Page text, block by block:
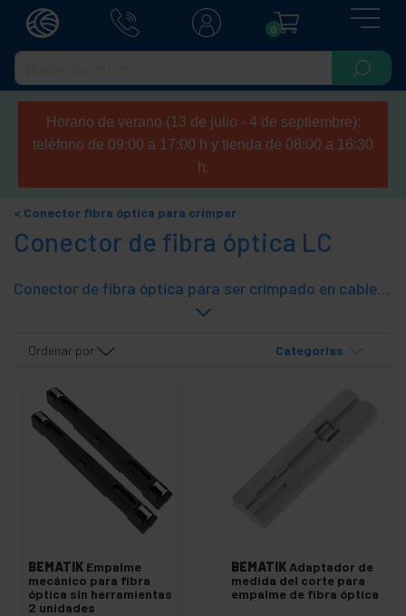
0
Horario de verano (13 de julio - 4 de septiembre):
teléfono de 09:00 a 17:00 h y tienda de 08:00 a 16:30
h.
Conector fibra óptica para crimpar
Conector de fibra óptica LC
Conector de fibra óptica para ser crimpado en cables de de fibra óptica. Se suministras con todas las piezas en bolsitas individuales. Conectores de tipo LC.
Ordenar por Categorías
BEMATIK Empalme
mecánico para fibra
óptica sin herramientas
2 unidades
BEMATIK Adaptador de
medida del corte para
empalme de fibra óptica